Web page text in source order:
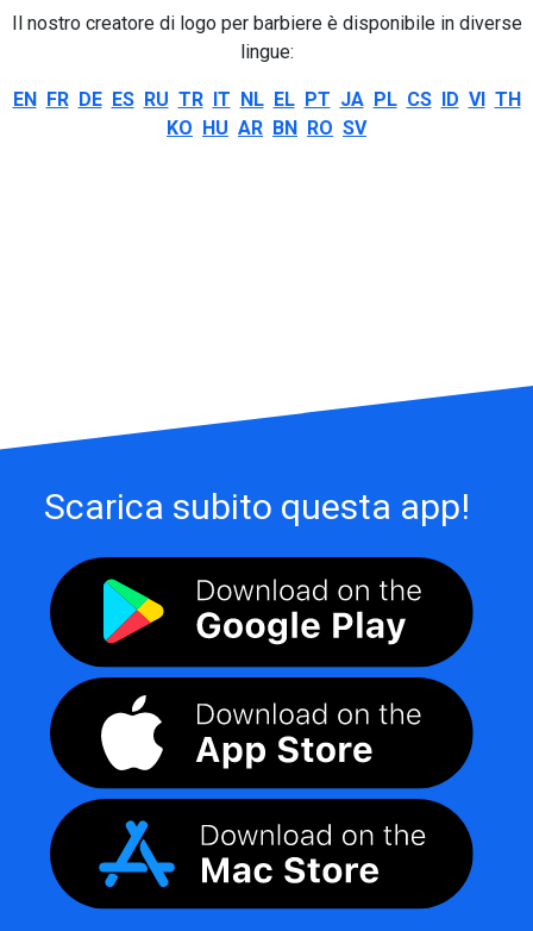
Il nostro creatore di logo per barbiere è disponibile in diverse
lingue:
EN FR DE ES RU TR IT NL EL PT JA PL CS ID VI TH
KO HU AR BN RO SV
Scarica subito questa app!